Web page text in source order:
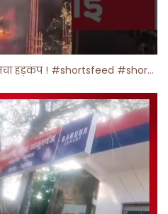
होतक में अचानक आग लगने से मचा हड़कंप ! #shortsfeed #shorts #viralshorts